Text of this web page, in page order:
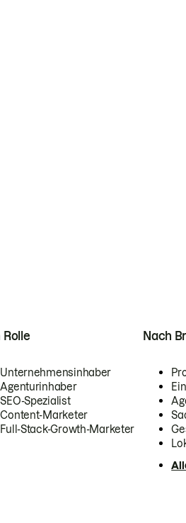
Rolle
Unternehmensinhaber
Agenturinhaber
SEO-Spezialist
Content-Marketer
Full-Stack-Growth-Marketer
Nach